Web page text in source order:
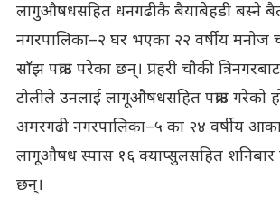
लागुऔषधसहित धनगढीकै बैयाबेहडी बस्ने
नगरपालिका–२ घर भएका २२ वर्षीय मनोज
साँझ पक्राउ परेका छन्। प्रहरी चौकी
टोलीले उनलाई लागूऔषधसहित पक्राउ गरेको
अमरगढी नगरपालिका–५ का २४ वर्षीय
लागूऔषध स्पास १६ क्याप्सुलसहित शनिबार
छन्।